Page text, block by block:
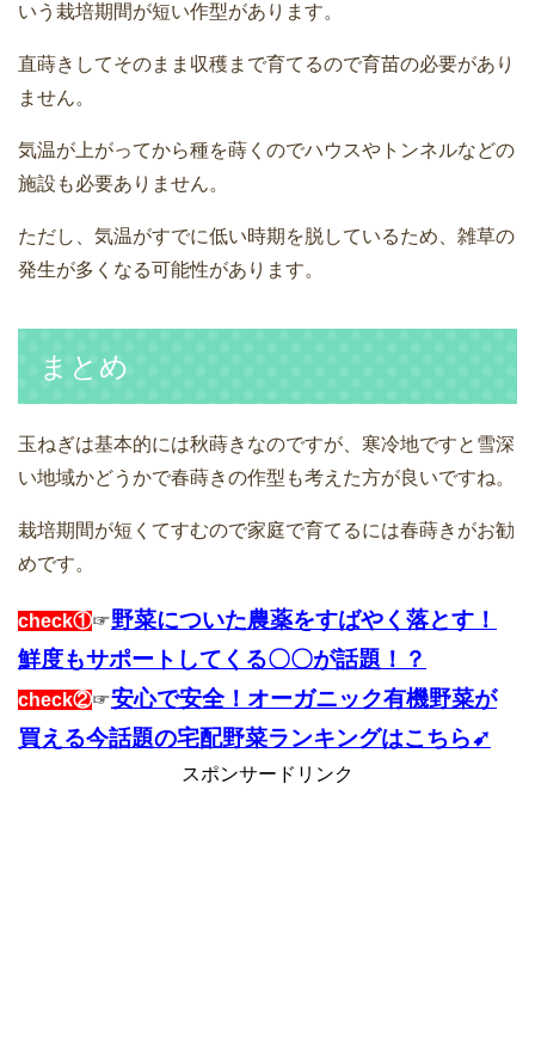
いう栽培期間が短い作型があります。
直蒔きしてそのまま収穫まで育てるので育苗の必要があり
ません。
気温が上がってから種を蒔くのでハウスやトンネルなどの
施設も必要ありません。
ただし、気温がすでに低い時期を脱しているため、雑草の
発生が多くなる可能性があります。
まとめ
玉ねぎは基本的には秋蒔きなのですが、寒冷地ですと雪深
い地域かどうかで春蒔きの作型も考えた方が良いですね。
栽培期間が短くてすむので家庭で育てるには春蒔きがお勧
めです。
check①☞野菜についた農薬をすばやく落とす！
鮮度もサポートしてくる〇〇が話題！？
check②☞安心で安全！オーガニック有機野菜が
買える今話題の宅配野菜ランキングはこちら➹
スポンサードリンク